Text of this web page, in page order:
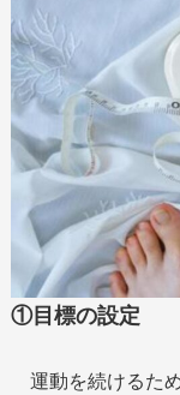
①目標の設定
運動を続けるた